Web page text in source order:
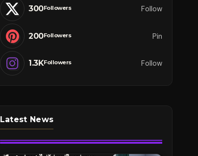
300Followers Follow
200Followers Pin
1.3KFollowers Follow
Latest News